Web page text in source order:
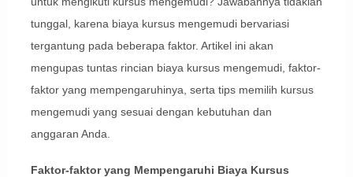
tunggal, karena biaya kursus mengemudi bervariasi
tergantung pada beberapa faktor. Artikel ini akan
mengupas tuntas rincian biaya kursus mengemudi, faktor-
faktor yang mempengaruhinya, serta tips memilih kursus
mengemudi yang sesuai dengan kebutuhan dan
anggaran Anda.
Faktor-faktor yang Mempengaruhi Biaya Kursus